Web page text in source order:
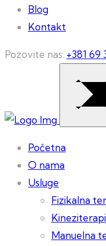
Blog
Kontakt
Pozovite nas: +381 69
Početna
O nama
Usluge
Fizikalna
Manuelna